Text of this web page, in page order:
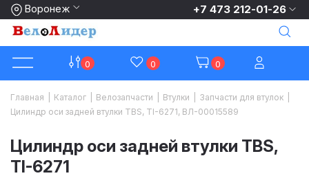
Воронеж +7 473 212-01-26
0 0 0
Главная Каталог Велозапчасти Втулки Запчасти для втулок
Цилиндр оси задней втулки TBS, TI-6271, ВЛ-00015589
Цилиндр оси задней втулки TBS,
TI-6271